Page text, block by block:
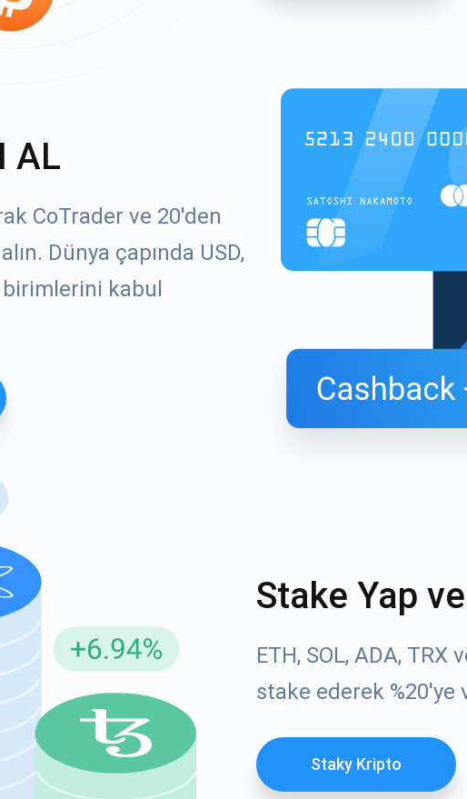
AL
CoTrader ve 20'den
Dünya çapında USD,
kabul
Stake Yap
ETH, SOL, ADA, TRX
stake ederek %20'ye
Staky Kripto
Atomic
YouTube'umuza
atın
için Abone Ol
En son proje güncellemelerini ve kripto kılavuzlarını ilk alan siz
ABONE OL